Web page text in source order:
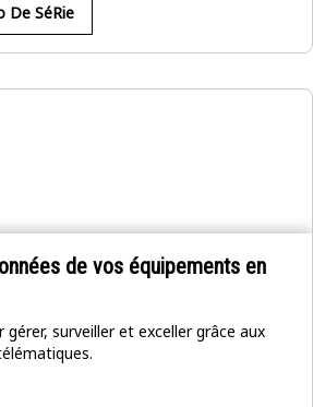
De SéRie
de vos équipements en
gérer, surveiller et exceller grâce aux